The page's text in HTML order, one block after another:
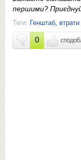
першими?
Теги: Генштаб
0